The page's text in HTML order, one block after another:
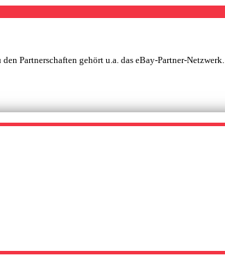
Partnerschaften gehört u.a. das eBay-Partner-Netzwerk.